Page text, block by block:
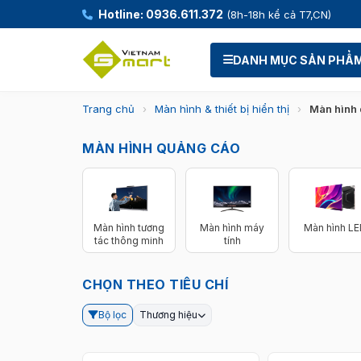
Hotline: 0936.611.372 (8h-18h kể cả T7,CN)
DANH MỤC SẢN
Trang chủ › Màn hình & thiết bị hiển thị › Màn hình
MÀN HÌNH QUẢNG CÁO
Màn hình tương
tác thông minh
Màn hình máy
tính
Màn hình
CHỌN THEO TIÊU CHÍ
Bộ lọc Thương hiệu